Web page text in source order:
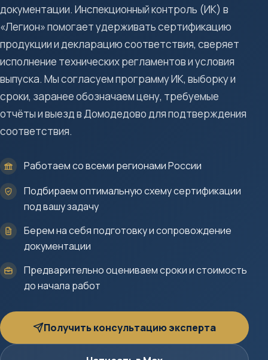
документации. Инспекционный контроль (ИК) в
«Легион» помогает удерживать сертификацию
продукции и декларацию соответствия, сверяет
исполнение технических регламентов и условия
выпуска. Мы согласуем программу ИК, выборку и
сроки, заранее обозначаем цену, требуемые
отчёты и выезд в Домодедово для подтверждения
соответствия.
Работаем со всеми регионами России
Подбираем оптимальную схему сертификации
под вашу задачу
Берем на себя подготовку и сопровождение
документации
Предварительно оцениваем сроки и стоимость
до начала работ
Получить консультацию эксперта